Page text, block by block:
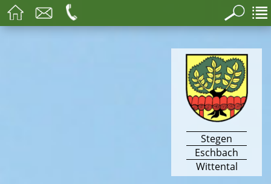
Stegen
Eschbach
Wittental